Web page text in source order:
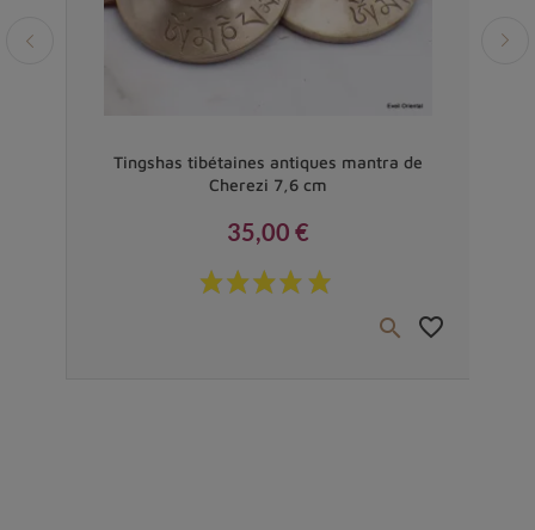
Tingshas tibétaines antiques mantra de
Cherezi 7,6 cm
Prix
35,00 €
 favorite_border